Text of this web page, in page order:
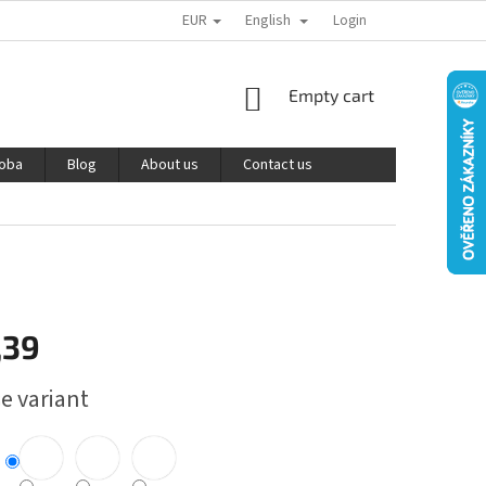
PODMÍNKY OCHRANY OSOBNÍCH ÚDAJŮ REKLAMACE A VRÁCENÍ ZBOŽÍ
EUR English Login
SHOPPING
Empty cart
Blog About us
Contact us
variant